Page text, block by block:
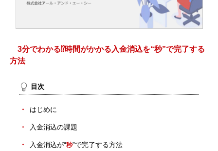
3分でわかる⁉時間がかかる入金消込を“秒”で完了する
方法
目次
はじめに
入金消込の課題
入金消込が“秒”で完了する方法